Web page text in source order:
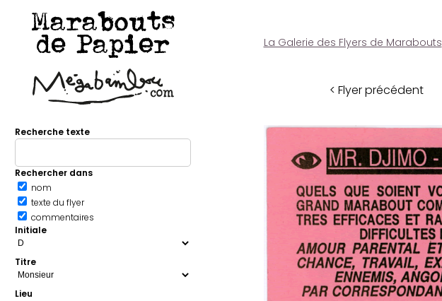
Marabouts
de Papier
Recherche texte
Rechercher dans
nom
texte du flyer
commentaires
Initiale
Titre
Lieu
La Galerie des Flyers de Marabouts
< Flyer précédent